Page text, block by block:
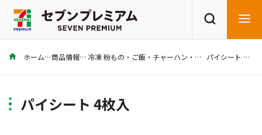
商品を探す
ホーム 商品情報 冷凍 粉もの・ご飯・チャーハン・その他 パイシート 4枚入
パイシート 4枚入